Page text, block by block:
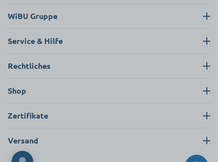
WiBU Gruppe
News
Service & Hilfe
FAQ
Rechtliches
AGB
Shop
Ersatzteile
Zertifikate
Versand